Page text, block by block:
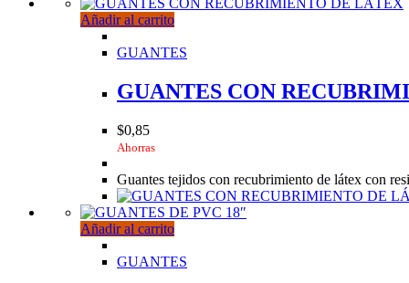
Añadir al carrito
GUANTES
GUANTES CON
$0,85
Ahorras
Guantes tejidos con recubrimiento de látex con
Añadir al carrito
GUANTES